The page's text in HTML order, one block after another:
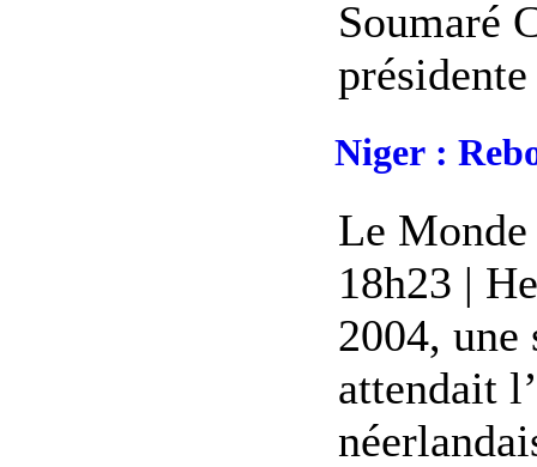
Soumaré
Niger :
Le
18h23 |
2004, une
attendait